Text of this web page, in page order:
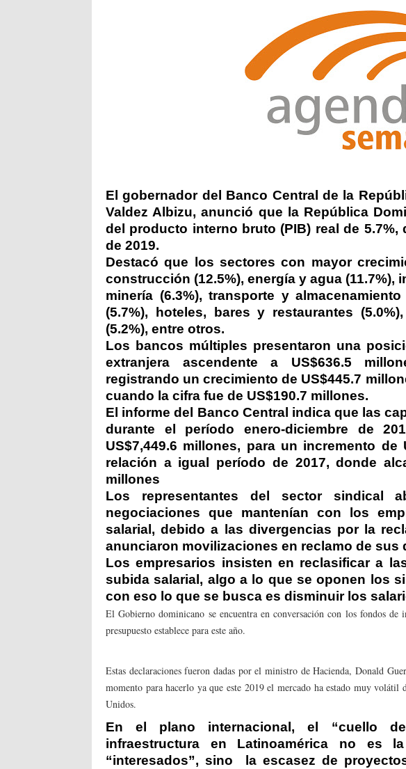
El gobernador del Banco Central de la
Valdez Albizu, anunció que la República
del producto interno bruto (PIB) real de 5.7%,
de 2019.
Destacó que los sectores con mayor
construcción (12.5%), energía y agua (11.7%),
minería (6.3%), transporte y
(5.7%), hoteles, bares y restaurantes
(5.2%), entre otros.
Los bancos múltiples presentaron una
extranjera ascendente a US$636.5
registrando un crecimiento de US$445.7
cuando la cifra fue de US$190.7 millones.
El informe del Banco Central indica que las
durante el período enero-diciembre de
US$7,449.6 millones, para un incremento de
relación a igual período de 2017, donde
millones
Los representantes del sector sindical
negociaciones que mantenían con los
salarial, debido a las divergencias por la
anunciaron movilizaciones en reclamo de sus
Los empresarios insisten en reclasificar a
subida salarial, algo a lo que se oponen los
con eso lo que se busca es disminuir los
El Gobierno dominicano se encuentra en conversación con los fondos
presupuesto establece para este año.
Estas declaraciones fueron dadas por el ministro de Hacienda, Donald
momento para hacerlo ya que este 2019 el mercado ha estado muy
Unidos.
En el plano internacional, el “cuello
infraestructura en Latinoamérica no es
“interesados”, sino
la escasez de